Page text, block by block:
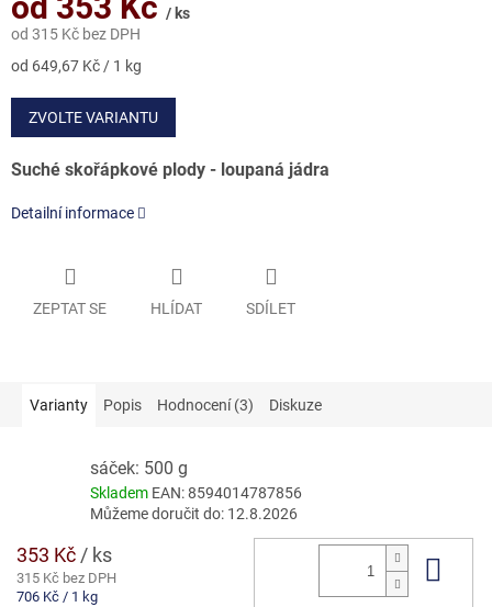
/ ks
od 315 Kč bez DPH
Měrná
od 649,67 Kč / 1 kg
ZVOLTE VARIANTU
Suché skořápkové plody - loupaná jádra
Detailní informace
ZEPTAT SE HLÍDAT SDÍLET
Varianty Popis Hodnocení (3) Diskuze
sáček: 500 g
Skladem EAN:8594014787856
Můžeme doručit do: 12.8.2026
353 Kč / ks
315 Kč bez DPH
Měrná
706 Kč / 1 kg